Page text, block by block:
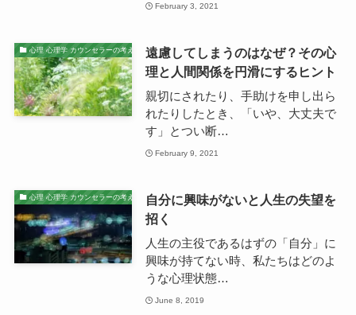
February 3, 2021
心理 心理学 カウンセラーの考え
遠慮してしまうのはなぜ？その心
理と人間関係を円滑にするヒント
親切にされたり、手助けを申し出ら
れたりしたとき、「いや、大丈夫で
す」とつい断…
February 9, 2021
心理 心理学 カウンセラーの考え
自分に興味がないと人生の失望を
招く
人生の主役であるはずの「自分」に
興味が持てない時、私たちはどのよ
うな心理状態…
June 8, 2019